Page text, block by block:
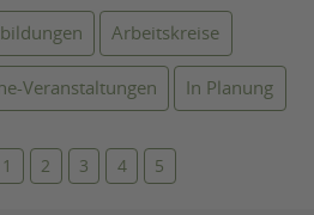
Arbeitskreise
Veranstaltungen In Planung
1 2 3 4 5